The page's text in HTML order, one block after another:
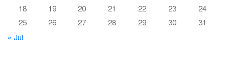
18
19 20 21 22 23
24
25
26 27 28 29 30
31
« Jul